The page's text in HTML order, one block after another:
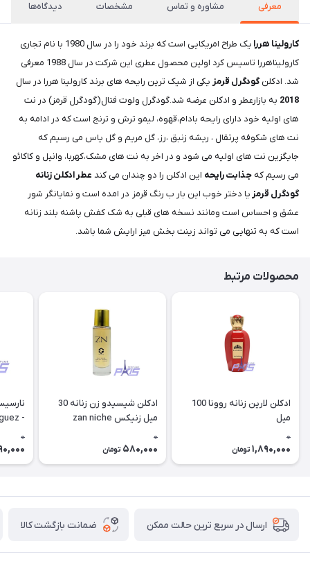
معرفی مشاوره و تماس مشخصات دیدگاه‌ها
کارولینا هررا
یک طراح امریکایی است که برند خود را در سال 1980 با نام تجاری
کارولیناهررا تاسیس کرد اولین محصول عطری این شرکت در سال 1988 معرفی
شد. ادکلنگودگرل قرمز یکی از شیک ترین رایحه های برند کارولینا هررا در سال
2018 به بازارعطر و ادکلن عرضه شد.گودگرل ولوت فتال(گودگرل قرمز) در نت
های اولیه خود دارای رایحه بادام،قهوه، لیمو ترش و ترنج است که در ادامه به
نت های شکوفه پرتقال ، ریشه زنبق ،رز، گل مریم و گل یاس می رسیم که
جایگزین نت های اولیه می شود و در اخر به نت های مشک،کهربا، وانیل و کاکائو
می رسیم که جذابت رایحه این ادکلن را دو چندان می کند عطر ادکلن زنانه
گودگرل قرمز یا دختر خوب این بار ب رنگ قرمز در امده است و نمایانگر شور
عشق و احساس است ومانند نسخه های قبلی به شک کفش پاشنه بلند زنانه
است که به تنهایی می تواند زینت بخش میز ارایش شما باشد.
محصولات مرتبط
ادکلن لارین زنانه روونا 100
میل
0
1,890,000 تومان
ادکلن شیسیدو زن زنانه 30
میل زنیکس zan niche
0
580,000 تومان
-
0
ارسال در سریع ترین حالت ممکن ضمانت بازگشت کالا